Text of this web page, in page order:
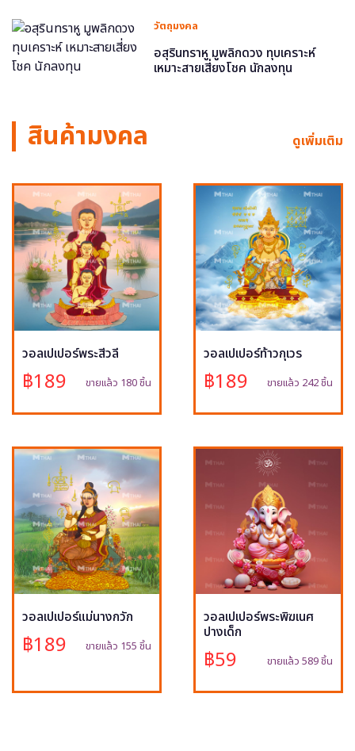
วัตถุมงคล
อสุรินทราหู มูพลิกดวง ทุบเคราะห์
เหมาะสายเสี่ยงโชค นักลงทุน
สินค้ามงคล ดูเพิ่มเติม
วอลเปเปอร์พระสีวลี
฿189 ขายแล้ว 180 ชิ้น
วอลเปเปอร์ท้าวกุเวร
฿189 ขายแล้ว 242 ชิ้น
วอลเปเปอร์แม่นางกวัก
฿189 ขายแล้ว 155 ชิ้น
วอลเปเปอร์พระพิฆเนศ
ปางเด็ก
฿59 ขายแล้ว 589 ชิ้น